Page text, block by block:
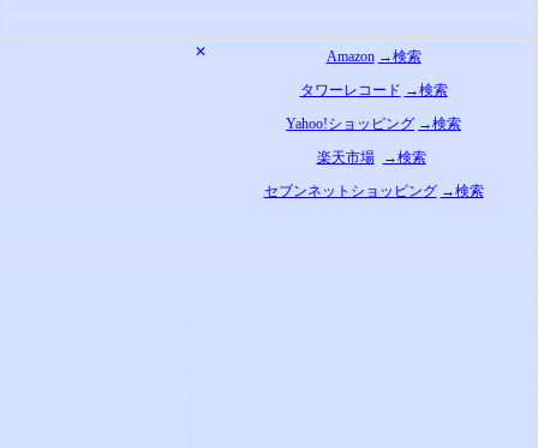
✕ Amazon →検索
タワーレコード →検索
Yahoo!ショッピング →検索
楽天市場
→検索
セブンネットショッピング →検索